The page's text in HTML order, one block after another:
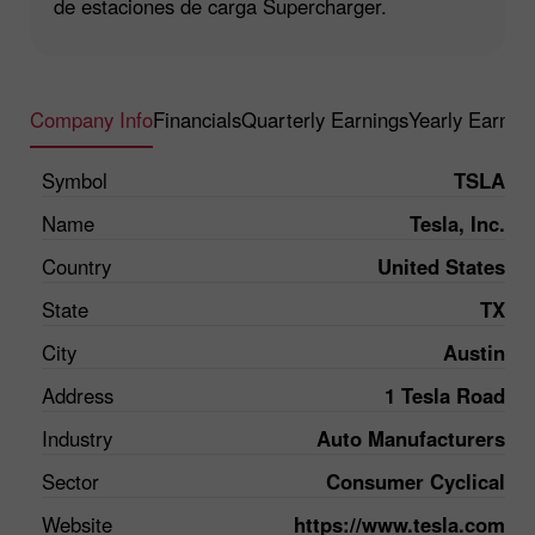
de estaciones de carga Supercharger.
Company InfoFinancialsQuarterly EarningsYearly
Symbol
TSLA
Name
Tesla, Inc.
Country
United States
State
TX
City
Austin
Address
1 Tesla Road
Industry
Auto Manufacturers
Sector
Consumer Cyclical
Website
https://www.tesla.com